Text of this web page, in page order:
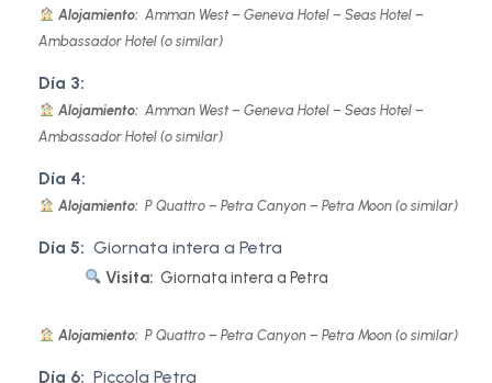
Alojamiento: Amman West – Geneva Hotel – Seas Hotel –
Ambassador Hotel (o similar)
Día 3:
Alojamiento: Amman West – Geneva Hotel – Seas Hotel –
Ambassador Hotel (o similar)
Día 4:
Alojamiento: P Quattro – Petra Canyon – Petra Moon (o similar)
Día 5: Giornata intera a Petra
Visita: Giornata intera a Petra
Alojamiento: P Quattro – Petra Canyon – Petra Moon (o similar)
Día 6: Piccola Petra